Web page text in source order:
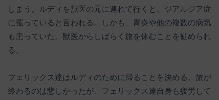
しまう。ルディを獣医の元に連れて行くと、ジアルジア症
に罹っていると言われる。しかも、胃炎や他の複数の病気
も患っていた。獣医からしばらく旅を休むことを勧められ
る。
フェリックス達はルディのために帰ることを決める。旅が
終わるのは悲しかったが、フェリックス達自身も疲労して